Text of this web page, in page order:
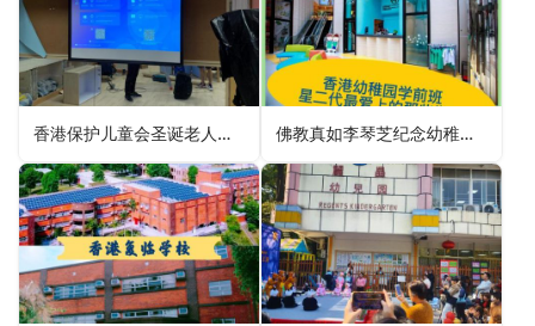
香港保护儿童会圣诞老人爱心粉岭幼儿学校HKSPC Operation Santa Claus Fanling Nursery School（北区幼稚园） 佛教真如李琴芝纪念幼稚园Buddhist Chun Yue Lee Kam Zi Memorial Kindergarten（离岛区幼稚园）